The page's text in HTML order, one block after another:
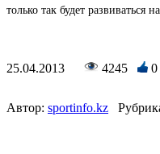
только так будет
25.04.2013 4245 0
Автор: sportinfo.kz